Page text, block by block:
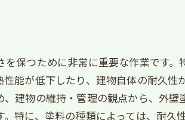
保つために非常に重要な作業です
能が低下したり、建物自体の耐久
建物の維持・管理の観点から、外
特に、塗料の種類によっては、耐